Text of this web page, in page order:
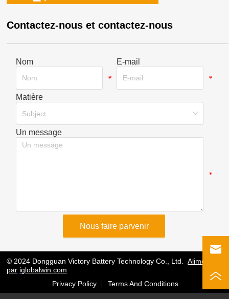
Contactez-nous et contactez-nous
Nom
*
E-mail
*
Matière
Subject
Un message
*
Nous faire parvenir
© 2024 Dongguan Victory Battery Technology Co., Ltd.
Alimenté
par iglobalwin.com
Privacy Policy
Terms And Conditions